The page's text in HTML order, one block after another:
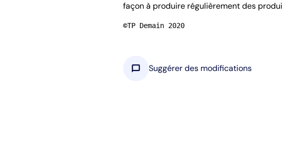
façon à produire régulièrement des
©TP Demain 2020
chat_bubble Suggérer des modifications